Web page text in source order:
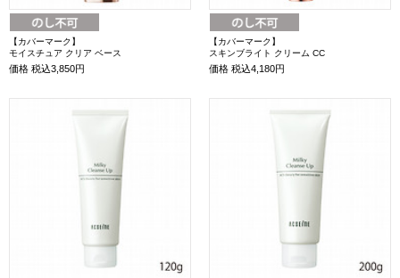
【カバーマーク】
モイスチュア クリア ベース
価格 税込3,850円
【カバーマーク】
スキンブライト クリーム CC
価格 税込4,180円